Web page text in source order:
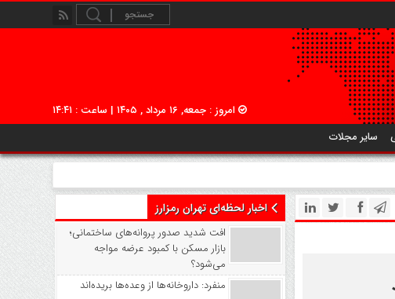
امروز : جمعه, ۱۶ مرداد , ۱۴۰۵ | ساعت : ۱۴:۴۱
سایر مجلات
اخبار لحظه‌ای تهران رمزارز
افت شدید صدور پروانه‌های ساختمانی؛
بازار مسکن با کمبود عرضه مواجه
می‌شود؟
منفرد: داروخانه‌ها از وعده‌ها بریده‌اند